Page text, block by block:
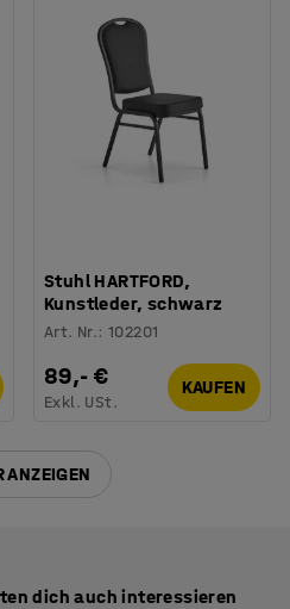
Stuhl HARTFORD,
Kunstleder, schwarz
Art. Nr.:102201
89,- €
Exkl. USt.
KAUFEN
ANZEIGEN
dich auch interessieren